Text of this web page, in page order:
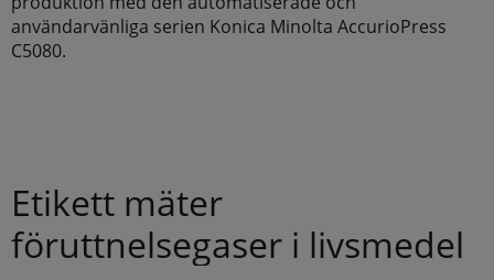
användarvänliga serien Konica Minolta AccurioPress
C5080.
Etikett mäter
föruttnelsegaser i livsmedel